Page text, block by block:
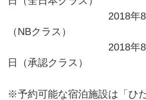
2018年8月4日
（NBクラス）
2018年8月10
日（承認クラス）
※予約可能な宿泊施設は「ひ